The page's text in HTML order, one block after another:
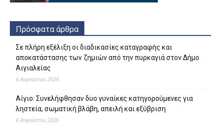
Πρόσφατα άρθρα
Σε πλήρη εξέλιξη οι διαδικασίες καταγραφής και
αποκατάστασης των ζημιών από την πυρκαγιά στον Δήμο
Αιγιαλείας
6 Αυγούστου 2026
Αίγιο: Συνελήφθησαν δυο γυναίκες κατηγορούμενες για
ληστεία, σωματική βλάβη, απειλή και εξύβριση
6 Αυγούστου 2026